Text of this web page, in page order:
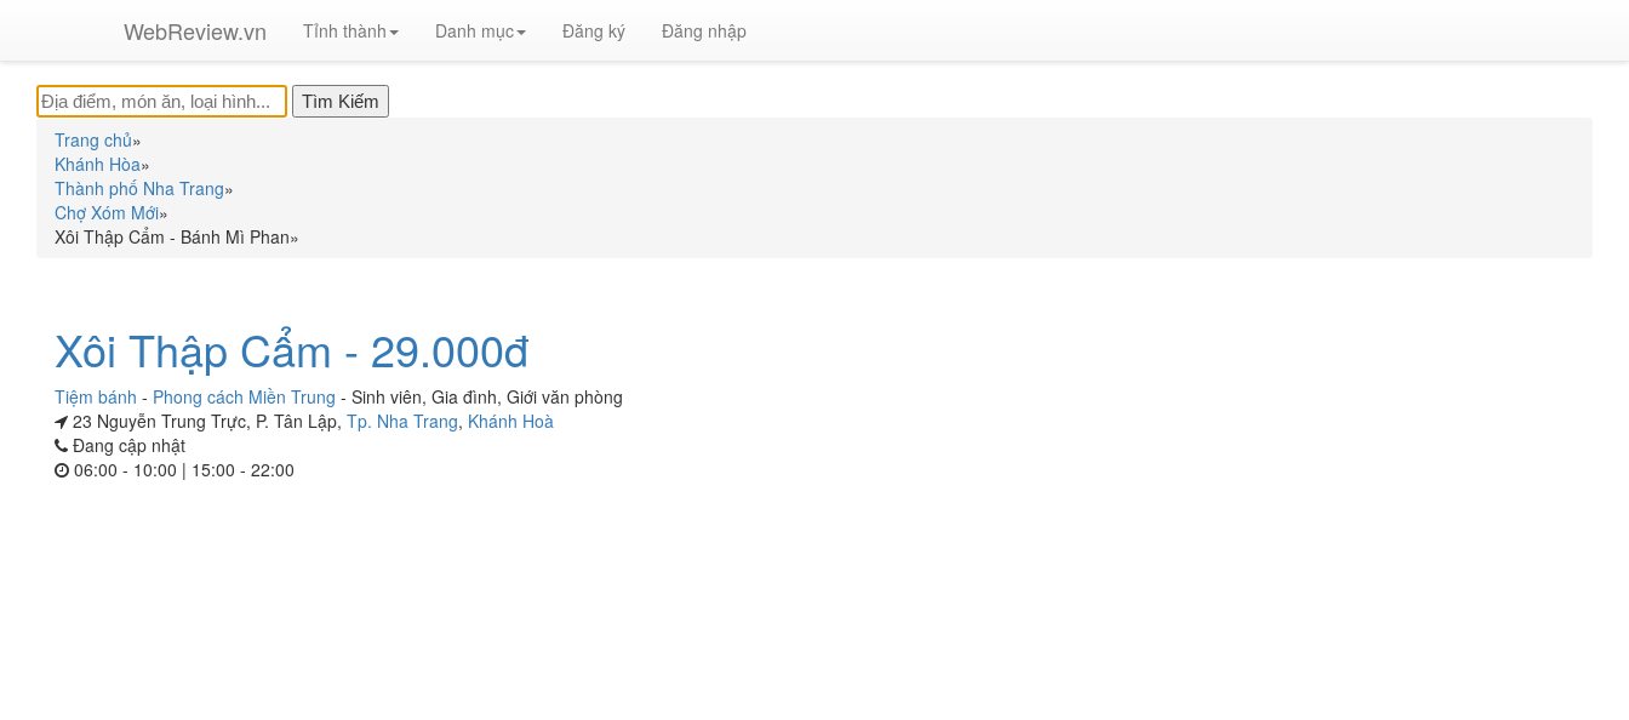
WebReview.vn Tỉnh thành Danh mục Đăng ký Đăng nhập
Trang chủ»
Khánh Hòa»
Thành phố Nha Trang»
Chợ Xóm Mới»
Xôi Thập Cẩm - Bánh Mì Phan»
Xôi Thập Cẩm - 29.000đ
Tiệm bánh - Phong cách Miền Trung - Sinh viên, Gia đình, Giới văn phòng
23 Nguyễn Trung Trực, P. Tân Lập, Tp. Nha Trang, Khánh Hoà
Đang cập nhật
06:00 - 10:00 | 15:00 - 22:00